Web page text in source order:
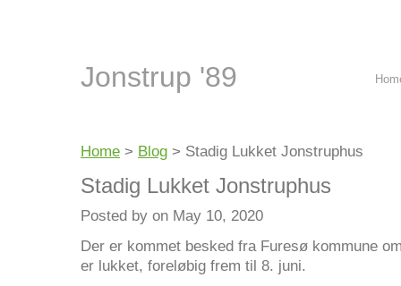
Jonstrup '89
Home > Blog > Stadig Lukket Jonstruphus
Stadig Lukket Jonstruphus
Posted by on May 10, 2020
Der er kommet besked fra Furesø kommune
er lukket, foreløbig frem til 8. juni.